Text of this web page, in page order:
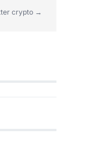
crypto →